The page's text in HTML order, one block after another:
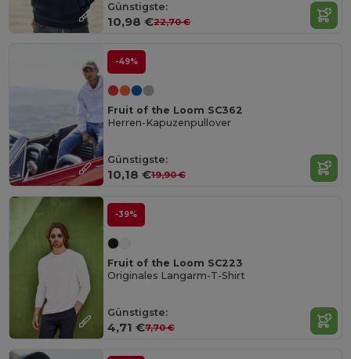
Günstigste:
10,98 €22,70 €
-49%
Fruit of the Loom SC362
Herren-Kapuzenpullover
Günstigste:
10,18 €19,90 €
-39%
Fruit of the Loom SC223
Originales Langarm-T-Shirt
Günstigste:
4,71 €7,70 €